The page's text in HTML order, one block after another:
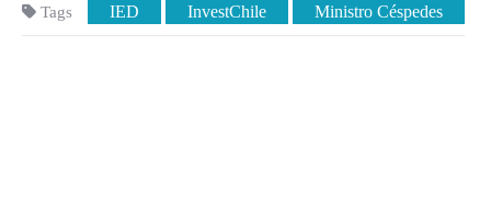
Tags IED InvestChile Ministro Céspedes